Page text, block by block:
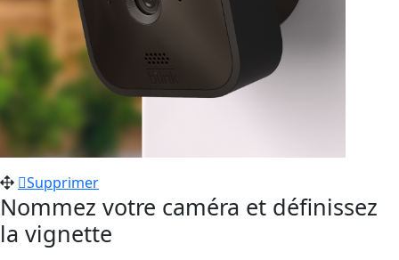
Supprimer
Nommez votre caméra et définissez
la vignette